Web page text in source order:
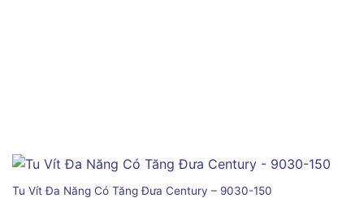
Tu Vít Đa Năng Có Tăng Đưa Century – 9030-150